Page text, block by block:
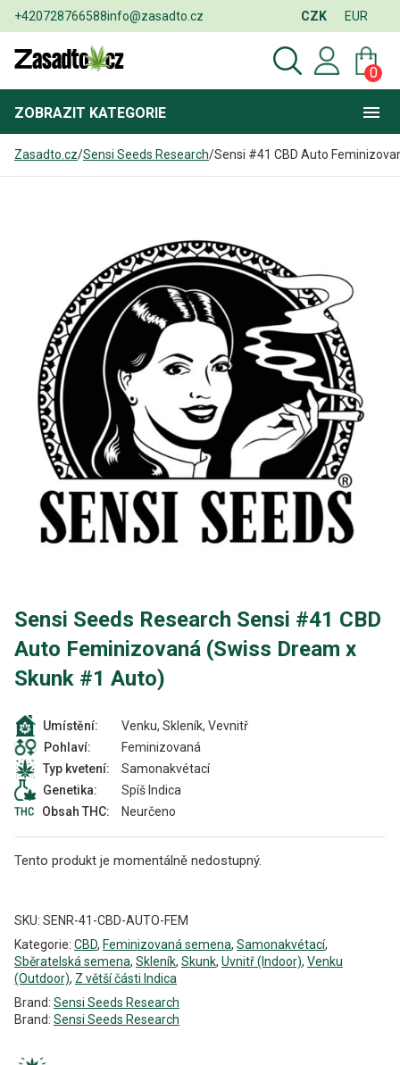
+420728766588info@zasadto.cz CZK EUR
0
ZOBRAZIT KATEGORIE
Zasadto.cz/Sensi Seeds Research/Sensi #41 CBD Auto
Sensi Seeds Research Sensi #41 CBD
Auto Feminizovaná (Swiss Dream x
Skunk #1 Auto)
Umístění:
Venku, Skleník, Vevnitř
Pohlaví:
Feminizovaná
Typ kvetení:
Samonakvétací
Genetika:
Spíš Indica
Obsah THC:
Neurčeno
Tento produkt je momentálně nedostupný.
SKU: SENR-41-CBD-AUTO-FEM
Kategorie: CBD, Feminizovaná semena, Samonakvétací,
Sběratelská semena, Skleník, Skunk, Uvnitř (Indoor), Venku
(Outdoor), Z větší části Indica
Brand: Sensi Seeds Research
Brand: Sensi Seeds Research